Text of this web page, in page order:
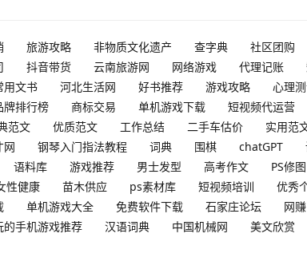
旅游攻略 非物质文化遗产 查字典 社区团购
抖音带货 云南旅游网 网络游戏 代理记账
用文书 河北生活网 好书推荐 游戏攻略 心理
牌排行榜 商标交易 单机游戏下载 短视频代运营
范文 优质范文 工作总结 二手车估价 实用范
网 钢琴入门指法教程 词典 围棋 chatGPT
语料库 游戏推荐 男士发型 高考作文 PS修图
性健康 苗木供应 ps素材库 短视频培训 优秀
单机游戏大全 免费软件下载 石家庄论坛 网赚
的手机游戏推荐 汉语词典 中国机械网 美文欣赏